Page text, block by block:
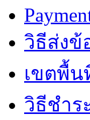
วิธีส่งข้
เขตพื้น
วิธีชำร